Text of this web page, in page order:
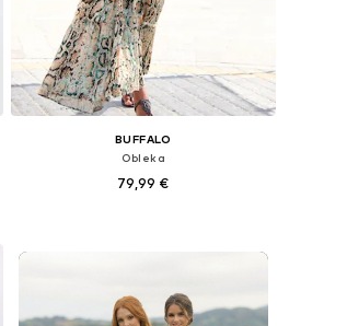
BUFFALO
Obleka
79,99 €